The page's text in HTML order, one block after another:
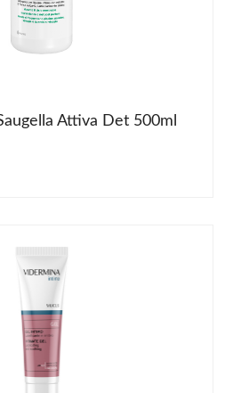
Attiva Det 500ml